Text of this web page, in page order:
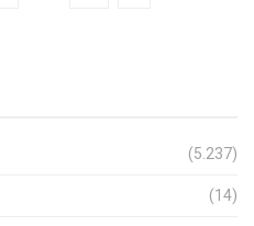
(5.237)
(14)